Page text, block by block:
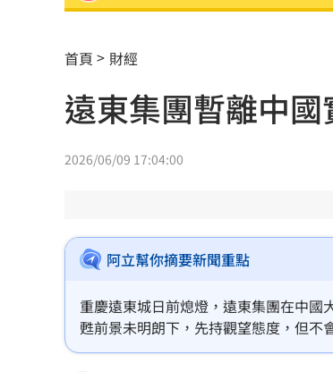
漢光42／戰時聯合運輸實兵演
新／華邦電營收年增
楠梓科學園區爆意外！電子廠
新／4高中生三峽河戲水 1溺
伊禁美以船通行荷莫茲海峽 違
吃堅果害上火、嘴破？醫曝：
昔傳跟李易婚變 六月遭女兒
統一13場完封敗何解？外籍打
首頁 財經
遠東集團暫離中
2026/06/09 17:04:00
阿立幫你摘要新聞重點
重慶遠東城日前熄燈，遠東集團在中國
甦前景未明朗下，先持觀望態度，但不
場，未來重返大陸市場將更有底氣。